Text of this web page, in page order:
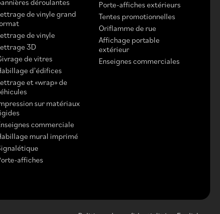
déroulantes
de vinyle grand
de vinyle
3D
de vitres
d’édifices
et «wrap» de
sur matériaux
commerciale
mural imprimé
affiches
Porte-affiches extérieurs
Tentes promotionnelles
Oriflamme de rue
Affichage portable
extérieur
Enseignes commerciales